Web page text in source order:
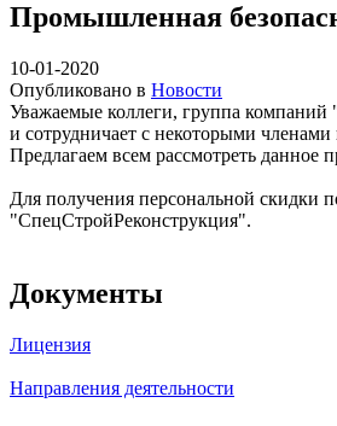
Промышленная
10-01-2020
Опубликовано в Новости
Уважаемые коллеги, группа компаний
и сотрудничает с некоторыми
Предлагаем всем рассмотреть данное
Для получения персональной скидки
"СпецСтройРеконструкция".
Документы
Лицензия
Направления деятельности